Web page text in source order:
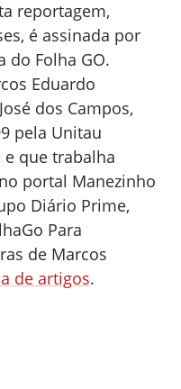
reportagem,
é assinada por
do Folha GO.
Eduardo
dos Campos,
pela Unitau
e que trabalha
portal Manezinho
Diário Prime,
Para
de Marcos
de artigos.